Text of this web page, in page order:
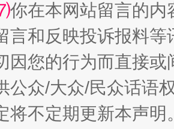
你在本网站留言的内
言和反映投诉报料
因您的行为而直接
公众/大众/民众话语
将不定期更新本声明